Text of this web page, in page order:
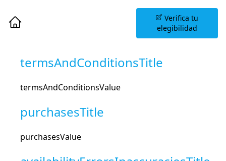
Verifica tu
elegibilidad
termsAndConditionsTitle
termsAndConditionsValue
purchasesTitle
purchasesValue